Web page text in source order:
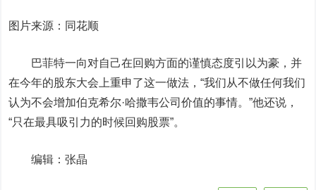
图片来源：同花顺
巴菲特一向对自己在回购方面的谨慎态度引以为豪，并
在今年的股东大会上重申了这一做法，“我们从不做任何我们
认为不会增加伯克希尔·哈撒韦公司价值的事情。”他还说，
“只在最具吸引力的时候回购股票”。
编辑：张晶